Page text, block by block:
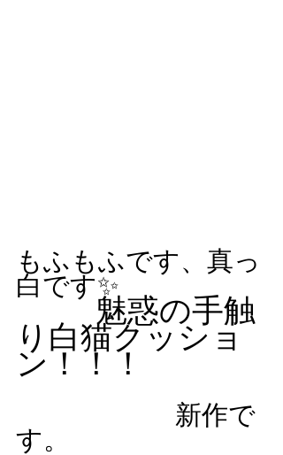
もふもふです、真っ
白です✨
魅惑の手触
り白猫クッショ
ン！！！
新作で
す。